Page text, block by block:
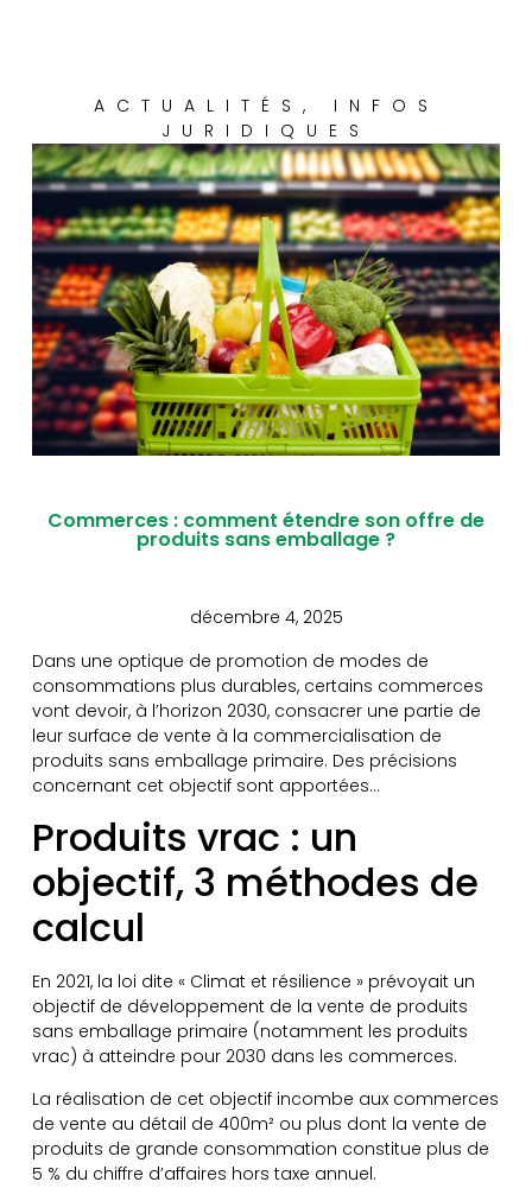
ACTUALITÉS , INFOS
JURIDIQUES
Commerces : comment étendre son offre de
produits sans emballage ?
décembre 4, 2025
Dans une optique de promotion de modes de
consommations plus durables, certains commerces
vont devoir, à l’horizon 2030, consacrer une partie de
leur surface de vente à la commercialisation de
produits sans emballage primaire. Des précisions
concernant cet objectif sont apportées…
Produits vrac : un
objectif, 3 méthodes de
calcul
En 2021, la loi dite « Climat et résilience » prévoyait un
objectif de développement de la vente de produits
sans emballage primaire (notamment les produits
vrac) à atteindre pour 2030 dans les commerces.
La réalisation de cet objectif incombe aux commerces
de vente au détail de 400m² ou plus dont la vente de
produits de grande consommation constitue plus de
5 % du chiffre d’affaires hors taxe annuel.